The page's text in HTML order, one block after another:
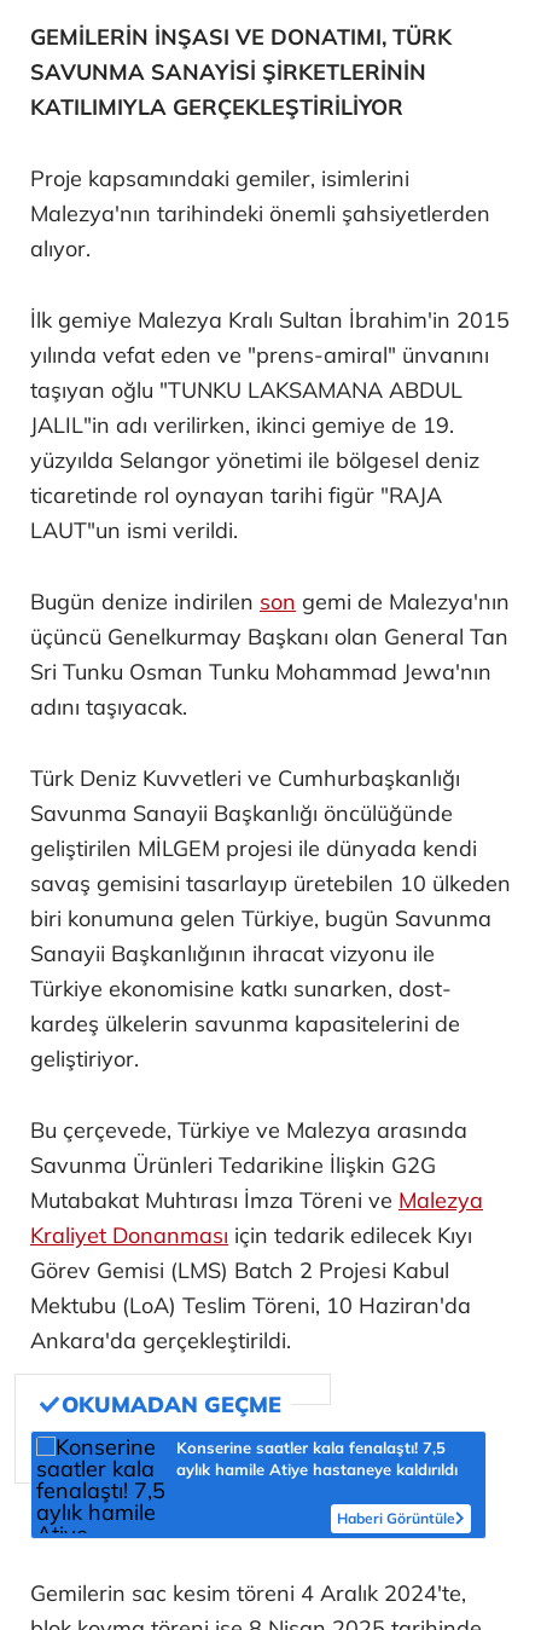
GEMİLERİN İNŞASI VE DONATIMI, TÜRK
SAVUNMA SANAYİSİ ŞİRKETLERİNİN
KATILIMIYLA GERÇEKLEŞTİRİLİYOR
Proje kapsamındaki gemiler, isimlerini
Malezya'nın tarihindeki önemli şahsiyetlerden
alıyor.
İlk gemiye Malezya Kralı Sultan İbrahim'in 2015
yılında vefat eden ve "prens-amiral" ünvanını
taşıyan oğlu "TUNKU LAKSAMANA ABDUL
JALIL"in adı verilirken, ikinci gemiye de 19.
yüzyılda Selangor yönetimi ile bölgesel deniz
ticaretinde rol oynayan tarihi figür "RAJA
LAUT"un ismi verildi.
Bugün denize indirilen son gemi de Malezya'nın
üçüncü Genelkurmay Başkanı olan General Tan
Sri Tunku Osman Tunku Mohammad Jewa'nın
adını taşıyacak.
Türk Deniz Kuvvetleri ve Cumhurbaşkanlığı
Savunma Sanayii Başkanlığı öncülüğünde
geliştirilen MİLGEM projesi ile dünyada kendi
savaş gemisini tasarlayıp üretebilen 10 ülkeden
biri konumuna gelen Türkiye, bugün Savunma
Sanayii Başkanlığının ihracat vizyonu ile
Türkiye ekonomisine katkı sunarken, dost-
kardeş ülkelerin savunma kapasitelerini de
geliştiriyor.
Bu çerçevede, Türkiye ve Malezya arasında
Savunma Ürünleri Tedarikine İlişkin G2G
Mutabakat Muhtırası İmza Töreni ve Malezya
Kraliyet Donanması için tedarik edilecek Kıyı
Görev Gemisi (LMS) Batch 2 Projesi Kabul
Mektubu (LoA) Teslim Töreni, 10 Haziran'da
Ankara'da gerçekleştirildi.
Konserine saatler kala fenalaştı! 7,5
aylık hamile Atiye hastaneye kaldırıldı
Haberi Görüntüle
Gemilerin sac kesim töreni 4 Aralık 2024'te,